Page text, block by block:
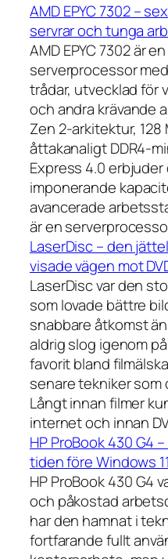
AMD EPYC 7302 –
servrar och tunga
AMD EPYC 7302 är
serverprocessor
trådar, utvecklad för
och andra krävande
Zen 2-arkitektur, 128
åttakanaligt DDR4-
Express 4.0
imponerande
avancerade
är en
LaserDisc – den
visade vägen mot
LaserDisc var den
som lovade bättre
snabbare åtkomst
aldrig slog igenom
favorit bland
senare tekniker som
Långt innan filmer
internet och innan
HP ProBook 430 G4
tiden före Windows 11
HP ProBook 430 G4
och påkostad
har den hamnat i
fortfarande fullt